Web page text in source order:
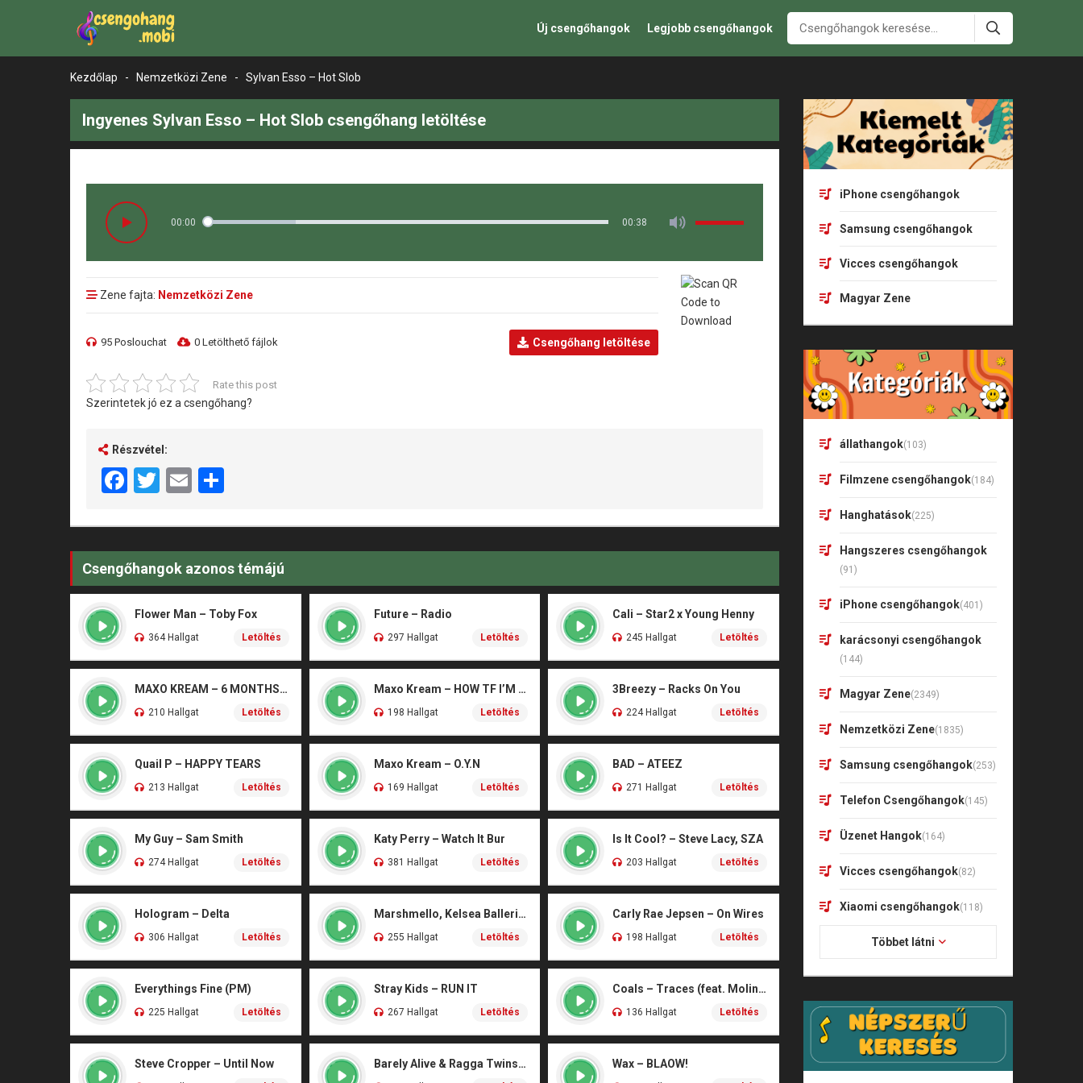
Új csengőhangok Legjobb csengőhangok
Kezdőlap - Nemzetközi Zene - Sylvan Esso – Hot Slob
Ingyenes Sylvan Esso – Hot Slob csengőhang letöltése
00:00 00:38
Zene fajta: Nemzetközi Zene
95 Poslouchat 0 Letölthető fájlok Csengőhang letöltése
Rate this post
Szerintetek jó ez a csengőhang?
Részvétel:
Facebook
Twitter
Email
Csengőhangok azonos témájú
Flower Man – Toby Fox
364 Hallgat Letöltés
Future – Radio
297 Hallgat Letöltés
Cali – Star2 x Young Henny
245 Hallgat Letöltés
MAXO KREAM – 6 MONTHS CLEAN
210 Hallgat Letöltés
Maxo Kream – HOW TF I’M LUCKY
198 Hallgat Letöltés
3Breezy – Racks On You
224 Hallgat Letöltés
Quail P – HAPPY TEARS
213 Hallgat Letöltés
Maxo Kream – O.Y.N
169 Hallgat Letöltés
BAD – ATEEZ
271 Hallgat Letöltés
My Guy – Sam Smith
274 Hallgat Letöltés
Katy Perry – Watch It Bur
381 Hallgat Letöltés
Is It Cool? – Steve Lacy, SZA
203 Hallgat Letöltés
Hologram – Delta
306 Hallgat Letöltés
Marshmello, Kelsea Ballerini – Another Drink
255 Hallgat Letöltés
Carly Rae Jepsen – On Wires
198 Hallgat Letöltés
Everythings Fine (PM)
225 Hallgat Letöltés
Stray Kids – RUN IT
267 Hallgat Letöltés
Coals – Traces (feat. Molina)
136 Hallgat Letöltés
Steve Cropper – Until Now Barely Alive & Ragga Twins – We Set It Wax – BLAOW!
iPhone csengőhangok
Samsung csengőhangok
Vicces csengőhangok
Magyar Zene
állathangok(103)
Filmzene csengőhangok(184)
Hanghatások(225)
Hangszeres csengőhangok
(91)
iPhone csengőhangok(401)
karácsonyi csengőhangok
(144)
Magyar Zene(2349)
Nemzetközi Zene(1835)
Samsung csengőhangok(253)
Telefon Csengőhangok(145)
Üzenet Hangok(164)
Vicces csengőhangok(82)
Xiaomi csengőhangok(118)
Többet látni